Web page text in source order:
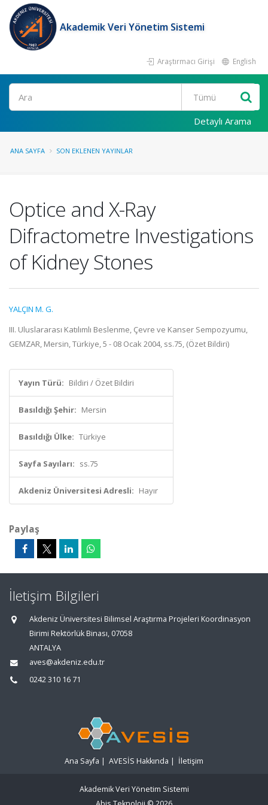
Akademik Veri Yönetim Sistemi
Araştırmacı Girişi English
Ara
Detaylı Arama
ANA SAYFA SON EKLENEN YAYINLAR
Optice and X-Ray
Difractometre Investigations
of Kidney Stones
YALÇIN M. G.
III. Uluslararası Katılımlı Beslenme, Çevre ve Kanser Sempozyumu,
GEMZAR, Mersin, Türkiye, 5 - 08 Ocak 2004, ss.75, (Özet Bildiri)
Yayın Türü: Bildiri / Özet Bildiri
Basıldığı Şehir: Mersin
Basıldığı Ülke: Türkiye
Sayfa Sayıları: ss.75
Akdeniz Üniversitesi Adresli: Hayır
Paylaş
İletişim Bilgileri
Akdeniz Üniversitesi Bilimsel Araştırma Projeleri Koordinasyon
Birimi Rektörlük Binası, 07058
ANTALYA
aves@akdeniz.edu.tr
0242 310 16 71
Ana Sayfa | AVESİS Hakkında | İletişim
Akademik Veri Yönetim Sistemi